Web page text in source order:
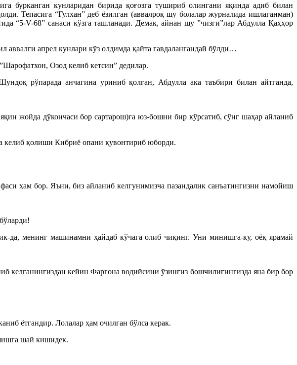
бурканган кунларидан бирида қоғозга тушириб олингани яқинда адиб билан
Тепасига “Гулхан” деб ёзилган (аввалроқ шу болалар журналида ишлаганман)
“5-V-68” санаси кўзга ташланади. Демак, айнан шу ”чизги”лар Абдулла Қаҳҳор
аввалги апрел кунлари кўз олдимда қайта гавдалангандай бўлди…
Озод келиб кетсин” дедилар.
рўпарада анчагина уриниб қолган, Абдулла ака таъбири билан айтганда,
жойда дўкончаси бор сартарош)га юз-бошни бир кўрсатиб, сўнг шаҳар айланиб
келиб қолиши Кибриё опани қувонтириб юборди.
ҳам бор. Яъни, биз айланиб келгунимизча пазандалик санъатингизни намойиш
да, менинг машинамни ҳайдаб кўчага олиб чиқинг. Уни минишга-ку, оёқ ярамай
кейин Фарғона водийсини ўзингиз бошчилигингизда яна бир бор
ётгандир. Лолалар ҳам очилган бўлса керак.
шай кишидек.